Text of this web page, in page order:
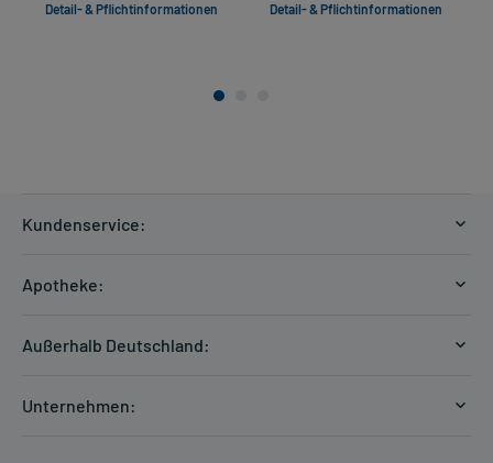
Detail- & Pflichtinformationen Detail- & Pflichtinformationen
Kundenservice:
Hilfe
Apotheke:
Außerhalb Deutschland:
Unternehmen: